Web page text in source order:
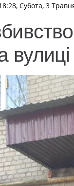
Субота, 3